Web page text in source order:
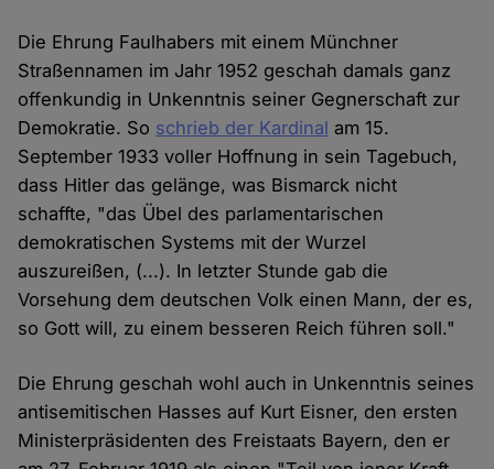
Die Ehrung Faulhabers mit einem Münchner
Straßennamen im Jahr 1952 geschah damals ganz
offenkundig in Unkenntnis seiner Gegnerschaft zur
Demokratie. So schrieb der Kardinal am 15.
September 1933 voller Hoffnung in sein Tagebuch,
dass Hitler das gelänge, was Bismarck nicht
schaffte, "das Übel des parlamentarischen
demokratischen Systems mit der Wurzel
auszureißen, (...). In letzter Stunde gab die
Vorsehung dem deutschen Volk einen Mann, der es,
so Gott will, zu einem besseren Reich führen soll."
Die Ehrung geschah wohl auch in Unkenntnis seines
antisemitischen Hasses auf Kurt Eisner, den ersten
Ministerpräsidenten des Freistaats Bayern, den er